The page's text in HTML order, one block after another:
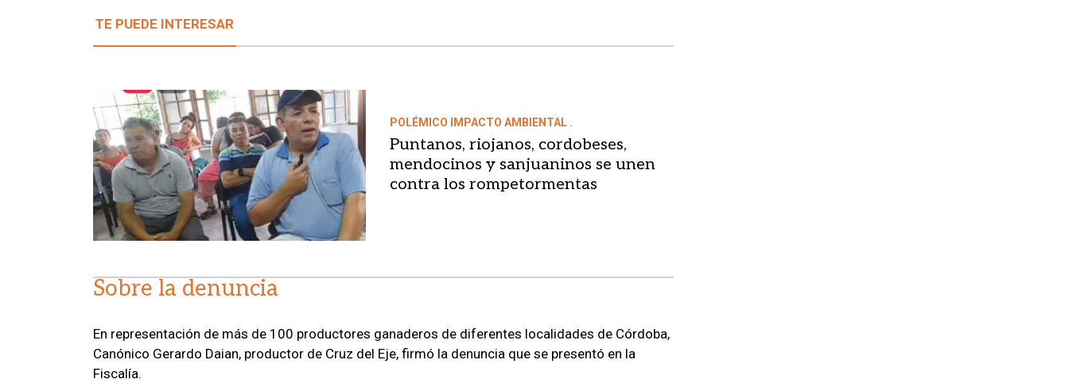
TE PUEDE INTERESAR
POLÉMICO IMPACTO AMBIENTAL .
Puntanos, riojanos, cordobeses,
mendocinos y sanjuaninos se unen
contra los rompetormentas
Sobre la denuncia
En representación de más de 100 productores ganaderos de diferentes localidades de Córdoba,
Canónico Gerardo Daian, productor de Cruz del Eje, firmó la denuncia que se presentó en la
Fiscalía.